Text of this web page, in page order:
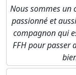
Nous sommes un
passionné et
compagnon qui
FFH pour passer